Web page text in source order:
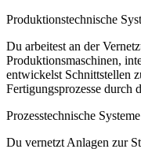
Produktionstechnische
Du arbeitest an der
Produktionsmaschinen,
entwickelst Schnittstellen
Fertigungsprozesse durch
Prozesstechnische Systeme
Du vernetzt Anlagen zur